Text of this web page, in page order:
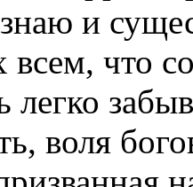
и
что
легко
воля